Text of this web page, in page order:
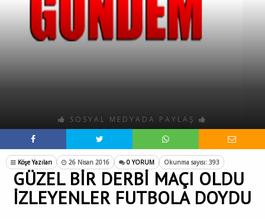
SOSYAL MEDYADA PAYLAŞ
Köşe Yazıları 26 Nisan 2016 0 YORUM Okunma sayısı: 393
GÜZEL BİR DERBİ MAÇI OLDU
İZLEYENLER FUTBOLA DOYDU